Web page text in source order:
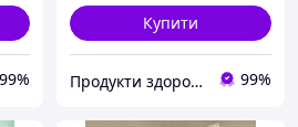
99%
Купити
Продукти здорового харчування від компанії "Pischevik". 99%